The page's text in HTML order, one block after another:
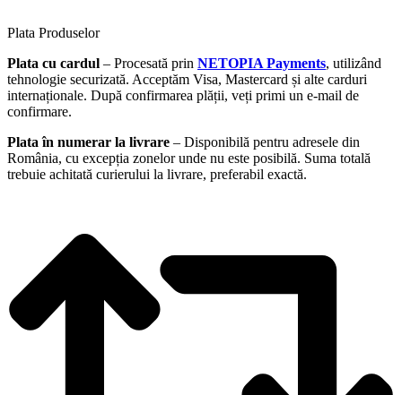
Plata Produselor
Plata cu cardul – Procesată prin NETOPIA Payments, utilizând
tehnologie securizată. Acceptăm Visa, Mastercard și alte carduri
internaționale. După confirmarea plății, veți primi un e-mail de
confirmare.
Plata în numerar la livrare – Disponibilă pentru adresele din
România, cu excepția zonelor unde nu este posibilă. Suma totală
trebuie achitată curierului la livrare, preferabil exactă.